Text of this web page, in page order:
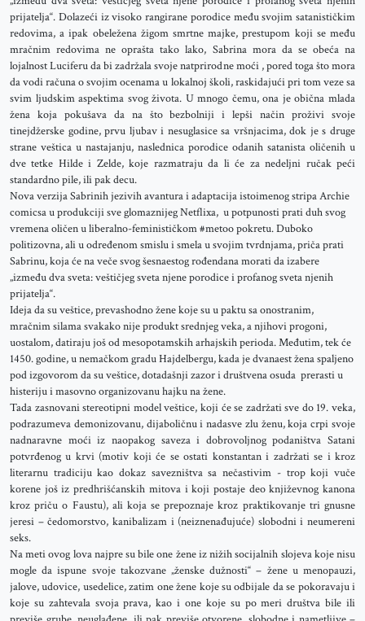
prijatelja“. Dolazeći iz visoko rangirane porodice među svojim satanističkim
redovima, a ipak obeležena žigom smrtne majke, prestupom koji se među
mračnim redovima ne oprašta tako lako, Sabrina mora da se obeća na
lojalnost Luciferu da bi zadržala svoje natprirodne moći , pored toga što mora
da vodi računa o svojim ocenama u lokalnoj školi, raskidajući pri tom veze sa
svim ljudskim aspektima svog života. U mnogo čemu, ona je obična mlada
žena koja pokušava da na što bezbolniji i lepši način proživi svoje
tinejdžerske godine, prvu ljubav i nesuglasice sa vršnjacima, dok je s druge
strane veštica u nastajanju, naslednica porodice odanih satanista oličenih u
dve tetke Hilde i Zelde, koje razmatraju da li će za nedeljni ručak peći
standardno pile, ili pak decu.
Nova verzija Sabrinih jezivih avantura i adaptacija istoimenog stripa Archie
comicsa u produkciji sve glomaznijeg Netflixa, u potpunosti prati duh svog
vremena oličen u liberalno-feminističkom #metoo pokretu. Duboko
politizovna, ali u određenom smislu i smela u svojim tvrdnjama, priča prati
Sabrinu, koja će na veče svog šesnaestog rođendana morati da izabere
„između dva sveta: veštičjeg sveta njene porodice i profanog sveta njenih
prijatelja“.
Ideja da su veštice, prevashodno žene koje su u paktu sa onostranim,
mračnim silama svakako nije produkt srednjeg veka, a njihovi progoni,
uostalom, datiraju još od mesopotamskih arhajskih perioda. Međutim, tek će
1450. godine, u nemačkom gradu Hajdelbergu, kada je dvanaest žena spaljeno
pod izgovorom da su veštice, dotadašnji zazor i društvena osuda prerasti u
histeriju i masovno organizovanu hajku na žene.
Tada zasnovani stereotipni model veštice, koji će se zadržati sve do 19. veka,
podrazumeva demonizovanu, dijaboličnu i nadasve zlu ženu, koja crpi svoje
nadnaravne moći iz naopakog saveza i dobrovoljnog podaništva Satani
potvrđenog u krvi (motiv koji će se ostati konstantan i zadržati se i kroz
literarnu tradiciju kao dokaz savezništva sa nečastivim - trop koji vuče
korene još iz predhrišćanskih mitova i koji postaje deo književnog kanona
kroz priču o Faustu), ali koja se prepoznaje kroz praktikovanje tri gnusne
jeresi – čedomorstvo, kanibalizam i (neiznenađujuće) slobodni i neumereni
seks.
Na meti ovog lova najpre su bile one žene iz nižih socijalnih slojeva koje nisu
mogle da ispune svoje takozvane „ženske dužnosti“ – žene u menopauzi,
jalove, udovice, usedelice, zatim one žene koje su odbijale da se pokoravaju i
koje su zahtevala svoja prava, kao i one koje su po meri društva bile ili